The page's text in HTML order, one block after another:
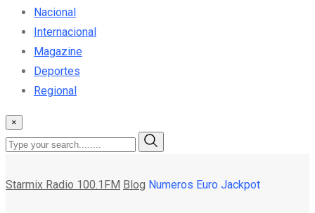
Nacional
Internacional
Magazine
Deportes
Regional
×
Starmix Radio 100.1FM Blog Numeros Euro Jackpot